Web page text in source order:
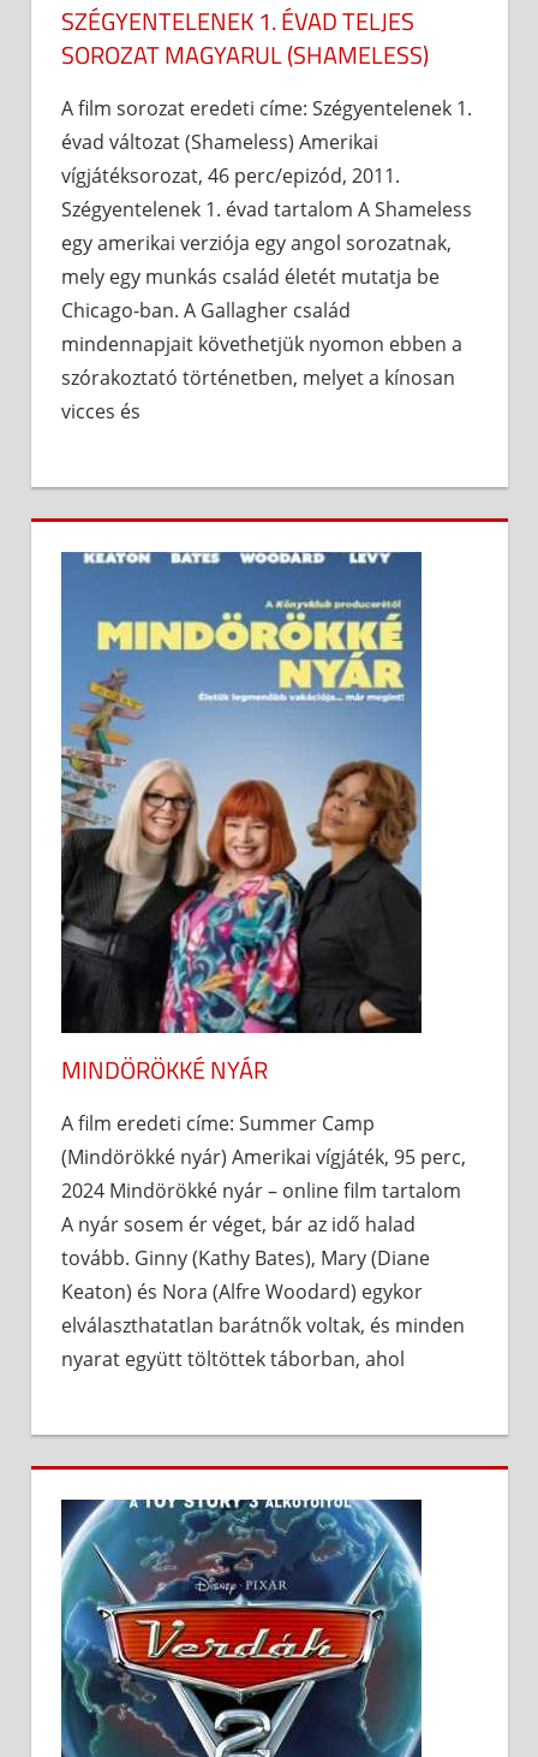
SZÉGYENTELENEK 1. ÉVAD TELJES
SOROZAT MAGYARUL (SHAMELESS)
A film sorozat eredeti címe: Szégyentelenek 1.
évad változat (Shameless) Amerikai
vígjátéksorozat, 46 perc/epizód, 2011.
Szégyentelenek 1. évad tartalom A Shameless
egy amerikai verziója egy angol sorozatnak,
mely egy munkás család életét mutatja be
Chicago-ban. A Gallagher család
mindennapjait követhetjük nyomon ebben a
szórakoztató történetben, melyet a kínosan
vicces és
MINDÖRÖKKÉ NYÁR
A film eredeti címe: Summer Camp
(Mindörökké nyár) Amerikai vígjáték, 95 perc,
2024 Mindörökké nyár – online film tartalom
A nyár sosem ér véget, bár az idő halad
tovább. Ginny (Kathy Bates), Mary (Diane
Keaton) és Nora (Alfre Woodard) egykor
elválaszthatatlan barátnők voltak, és minden
nyarat együtt töltöttek táborban, ahol